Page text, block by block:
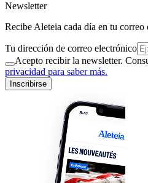
Newsletter
Recibe Aleteia cada día en tu correo
Tu dirección de correo electrónico
Acepto recibir la newsletter.
privacidad para saber más.
Inscribirse